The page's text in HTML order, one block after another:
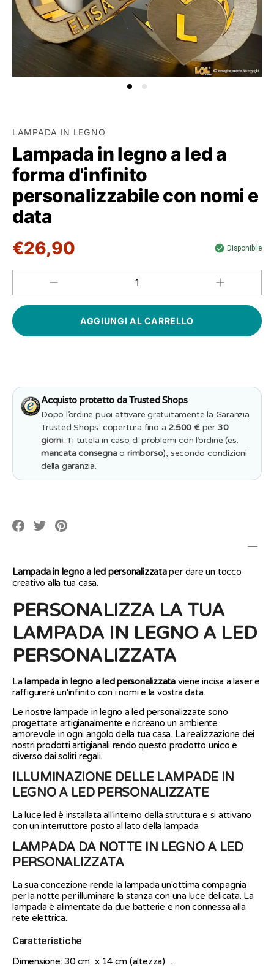
LAMPADA IN LEGNO
Lampada in legno a led a
forma d'infinito
personalizzabile con nomi e
data
€26,90 Disponibile
Diminuisci
quantità
per
Lampada
legno
d&#39;infinito
personalizzabile
con
nomi
e
data
Aumenta
quantità
nomi
e
data
Acquisto protetto da Trusted Shops
Dopo l’ordine puoi attivare gratuitamente la Garanzia
Trusted Shops: copertura fino a 2.500 €per 30
giorni. Ti tutela in caso di problemi con l’ordine (es.
mancata consegnaorimborso), secondo condizioni
della garanzia.
TranslationTranslationTranslation
Lampada in legno a led personalizzataper dare un tocco
creativo alla tua casa.
PERSONALIZZA LA TUA
LAMPADA IN LEGNO A LED
PERSONALIZZATA
Lalampada in legno a led personalizzata viene incisa a laser e
raffigurerà un'infinito con i nomi e la vostra data.
Le nostre lampade in legno a led personalizzate sono
progettate artigianalmente e ricreano un ambiente
amorevole in ogni angolo della tua casa. La realizzazione dei
nostri prodotti artigianali rendo questo prodotto unico e
diverso dai soliti regali.
ILLUMINAZIONE DELLE LAMPADE IN
LEGNO A LED PERSONALIZZATE
La luce led è installata all'interno della struttura e si attivano
con un interruttore posto al lato della lampada.
LAMPADA DA NOTTE IN LEGNO A LED
PERSONALIZZATA
La sua concezione rende la lampada un'ottima compagnia
per la notte per illuminare la stanza con una luce delicata. La
lampada è alimentate da due batterie e non connessa alla
rete elettrica.
Caratteristiche
Dimensione: 30 cm x 14 cm (altezza) .